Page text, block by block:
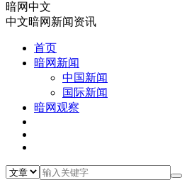
暗网中文
中文暗网新闻资讯
首页
暗网新闻
中国新闻
国际新闻
暗网观察